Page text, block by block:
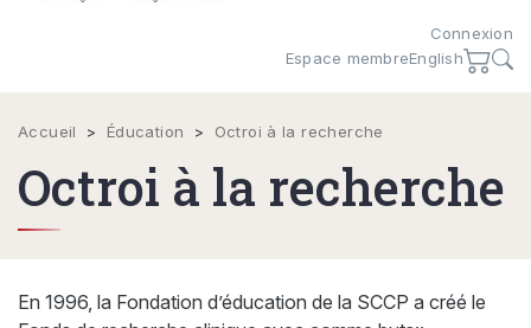
Connexion
Espace membreEnglish
Accueil > Éducation > Octroi à la recherche
Octroi à la recherche
En 1996, la Fondation d’éducation de la SCCP a créé le